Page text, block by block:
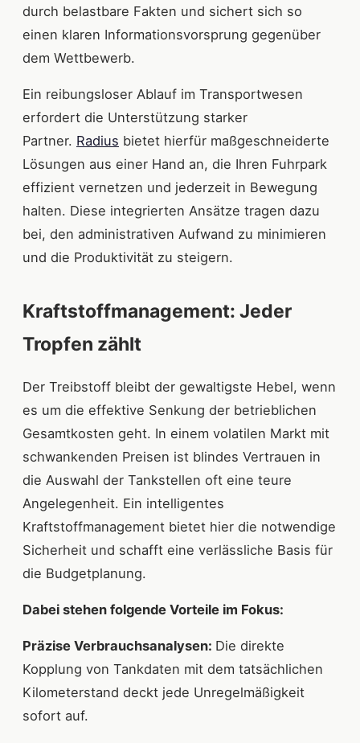
durch belastbare Fakten und sichert sich so
einen klaren Informationsvorsprung gegenüber
dem Wettbewerb.
Ein reibungsloser Ablauf im Transportwesen
erfordert die Unterstützung starker
Partner. Radius bietet hierfür maßgeschneiderte
Lösungen aus einer Hand an, die Ihren Fuhrpark
effizient vernetzen und jederzeit in Bewegung
halten. Diese integrierten Ansätze tragen dazu
bei, den administrativen Aufwand zu minimieren
und die Produktivität zu steigern.
Kraftstoffmanagement: Jeder
Tropfen zählt
Der Treibstoff bleibt der gewaltigste Hebel, wenn
es um die effektive Senkung der betrieblichen
Gesamtkosten geht. In einem volatilen Markt mit
schwankenden Preisen ist blindes Vertrauen in
die Auswahl der Tankstellen oft eine teure
Angelegenheit. Ein intelligentes
Kraftstoffmanagement bietet hier die notwendige
Sicherheit und schafft eine verlässliche Basis für
die Budgetplanung.
Dabei stehen folgende Vorteile im Fokus:
Präzise Verbrauchsanalysen: Die direkte
Kopplung von Tankdaten mit dem tatsächlichen
Kilometerstand deckt jede Unregelmäßigkeit
sofort auf.